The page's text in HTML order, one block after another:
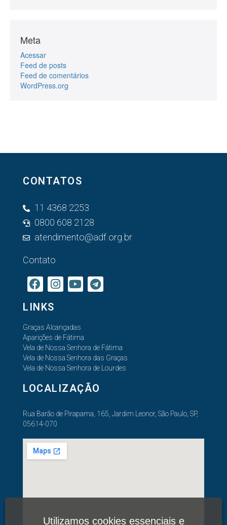
Meta
Acessar
Feed de posts
Feed de comentários
WordPress.org
CONTATOS
11 4368 2253
0800 608 2128
atendimento@adf.org.br
Contato
LINKS
Graças Alcançadas
Aparições de Fátima
Vela de Nossa Senhora de Fátima
Vela de Nossa Senhora das Graças
Vela de Nossa Senhora de Lourdes
LOCALIZAÇÃO
Rua Barão de Pirapama, 165, Jardim Leonor, São Paulo, SP,
05614-070
Utilizamos cookies essenciais e